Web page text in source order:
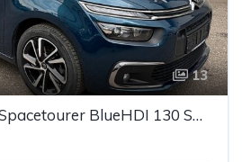
13
Citroen Grand C4 Spacetourer BlueHDI 130 Shine Aut. *7-SITZER*